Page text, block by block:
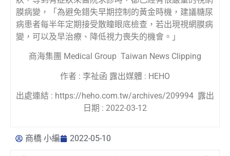
膜病變，「為避免錯失早期控制的黃金時機，建議糖尿
病患者每半年定期接受散瞳眼底檢查，若出現視網膜病
變，可以及早治療、降低視力喪失的機會。」
商海集團 Medical Group Taiwan News Clipping
作者 : 李祉函 露出媒體 : HEHO
出處連結 : https://heho.com.tw/archives/209994 露出
日期 : 2022-03-12
商橋 小編 2022-05-10